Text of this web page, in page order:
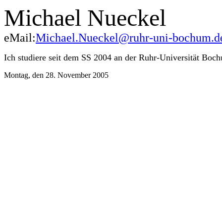
Michael Nueckel
eMail:Michael.Nueckel@ruhr-uni-
Ich studiere seit dem SS 2004 an der Ruhr-Universität
Montag, den 28. November 2005